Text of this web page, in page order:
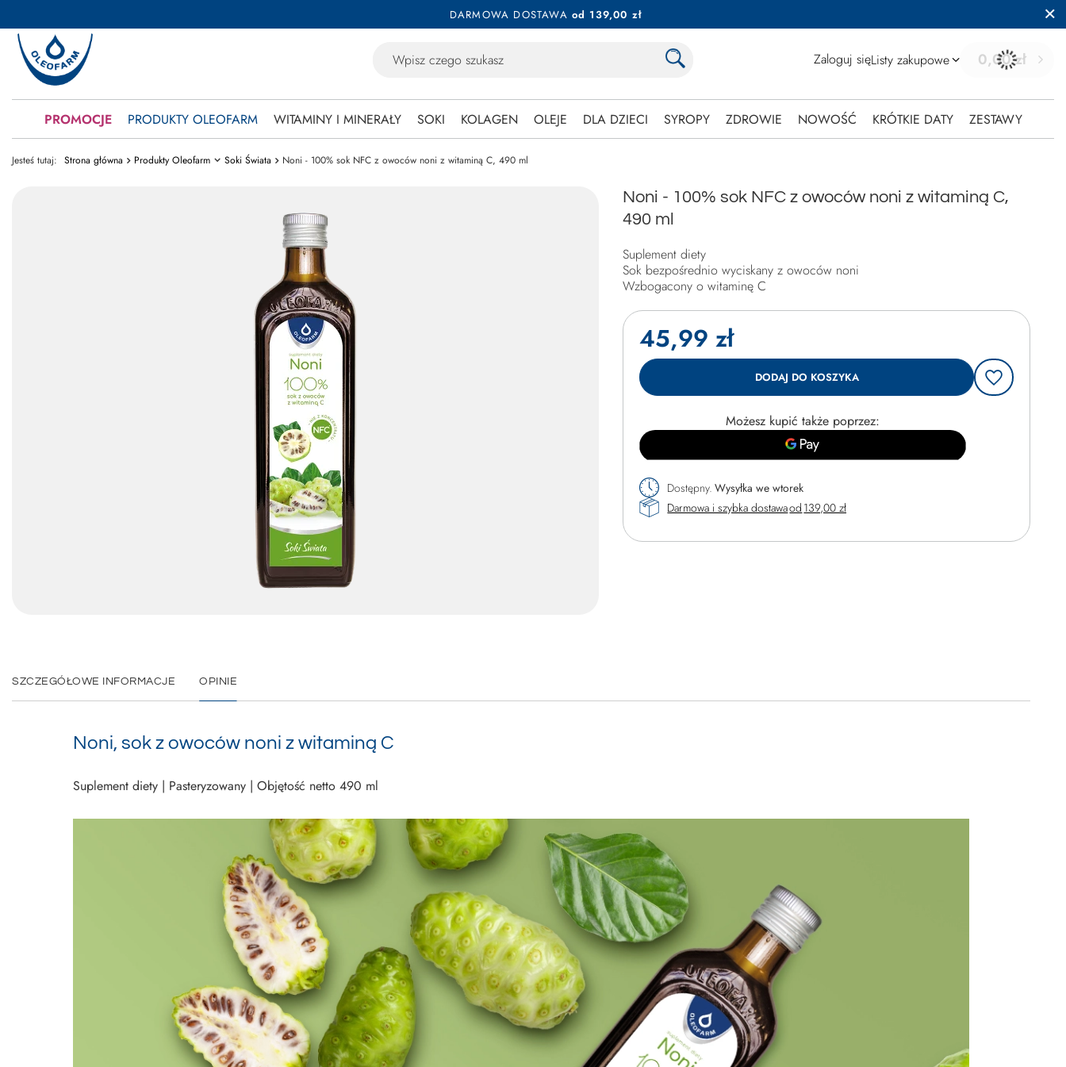
DARMOWA DOSTAWA od 139,00 zł
Zaloguj sięListy zakupowe 0,00 zł
PROMOCJE PRODUKTY OLEOFARM WITAMINY I MINERAŁY SOKI KOLAGEN OLEJE DLA DZIECI SYROPY ZDROWIE NOWOŚĆ KRÓTKIE DATY ZESTAWY
Jesteś tutaj: Strona główna Produkty Oleofarm Soki Świata Noni - 100% sok NFC z owoców noni z witaminą C, 490 ml
Noni - 100% sok NFC z owoców noni z witaminą C,
490 ml
Suplement diety
Sok bezpośrednio wyciskany z owoców noni
Wzbogacony o witaminę C
45,99 zł
DODAJ DO KOSZYKA
Możesz kupić także poprzez:
Dostępny Wysyłkawe wtorek
Darmowa i szybka dostawaod 139,00 zł
SZCZEGÓŁOWE INFORMACJE OPINIE
Noni, sok z owoców noni z witaminą C
Suplement diety | Pasteryzowany | Objętość netto 490 ml